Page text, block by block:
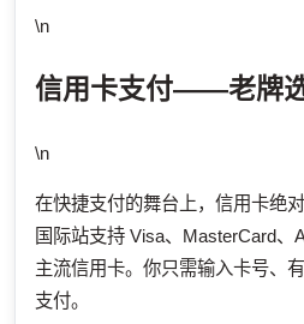
\n
信用卡支付——老牌
\n
在快捷支付的舞台上，信用卡绝
国际站支持 Visa、MasterCard
主流信用卡。你只需输入卡号、
支付。